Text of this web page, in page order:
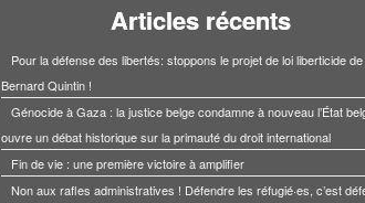
Articles récents
Pour la défense des libertés: stoppons le projet de loi liberticide de
Bernard Quintin !
Génocide à Gaza : la justice belge condamne à nouveau l’État
ouvre un débat historique sur la primauté du droit international
Fin de vie : une première victoire à amplifier
Non aux rafles administratives ! Défendre les réfugié·es, c’est